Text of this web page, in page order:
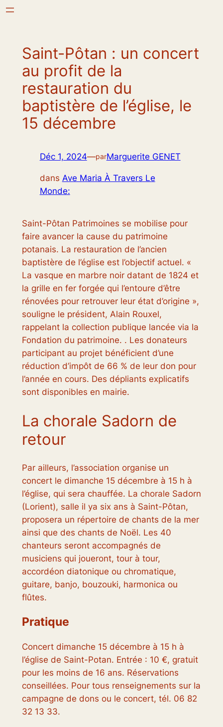
Aller
Saint-Pôtan : un concert
au profit de la
restauration du
baptistère de l’église, le
15 décembre
Déc 1, 2024—parMarguerite GENET
dans Ave Maria À Travers Le
Monde:
Saint-Pôtan Patrimoines se mobilise pour
faire avancer la cause du patrimoine
potanais. La restauration de l’ancien
baptistère de l’église est l’objectif actuel. «
La vasque en marbre noir datant de 1824 et
la grille en fer forgée qui l’entoure d’être
rénovées pour retrouver leur état d’origine »,
souligne le président, Alain Rouxel,
rappelant la collection publique lancée via la
Fondation du patrimoine. . Les donateurs
participant au projet bénéficient d’une
réduction d’impôt de 66 % de leur don pour
l’année en cours. Des dépliants explicatifs
sont disponibles en mairie.
La chorale Sadorn de
retour
Par ailleurs, l’association organise un
concert le dimanche 15 décembre à 15 h à
l’église, qui sera chauffée. La chorale Sadorn
(Lorient), salle il ya six ans à Saint-Pôtan,
proposera un répertoire de chants de la mer
ainsi que des chants de Noël. Les 40
chanteurs seront accompagnés de
musiciens qui joueront, tour à tour,
accordéon diatonique ou chromatique,
guitare, banjo, bouzouki, harmonica ou
flûtes.
Pratique
Concert dimanche 15 décembre à 15 h à
l’église de Saint-Potan. Entrée : 10 €, gratuit
pour les moins de 16 ans. Réservations
conseillées. Pour tous renseignements sur la
campagne de dons ou le concert, tél. 06 82
32 13 33.